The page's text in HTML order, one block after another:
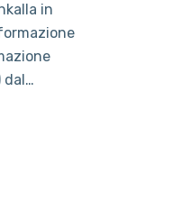
in
dal…